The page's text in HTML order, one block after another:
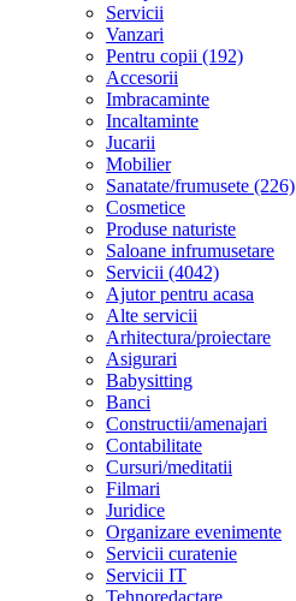
Servicii
Vanzari
Pentru copii (192)
Accesorii
Imbracaminte
Incaltaminte
Jucarii
Mobilier
Sanatate/frumusete (226)
Cosmetice
Produse naturiste
Saloane infrumusetare
Servicii (4042)
Ajutor pentru acasa
Alte servicii
Arhitectura/proiectare
Asigurari
Babysitting
Banci
Constructii/amenajari
Contabilitate
Cursuri/meditatii
Filmari
Juridice
Organizare evenimente
Servicii curatenie
Servicii IT
Tehnoredactare